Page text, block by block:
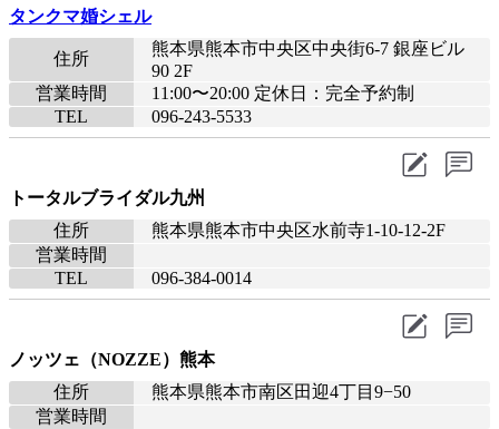
タンクマ婚シェル
住所
熊本県熊本市中央区中央街6-7 銀座ビル
90 2F
営業時間
11:00〜20:00 定休日：完全予約制
TEL
096-243-5533
トータルブライダル九州
住所
熊本県熊本市中央区水前寺1-10-12-2F
営業時間
TEL
096-384-0014
ノッツェ（NOZZE）熊本
住所
熊本県熊本市南区田迎4丁目9−50
営業時間